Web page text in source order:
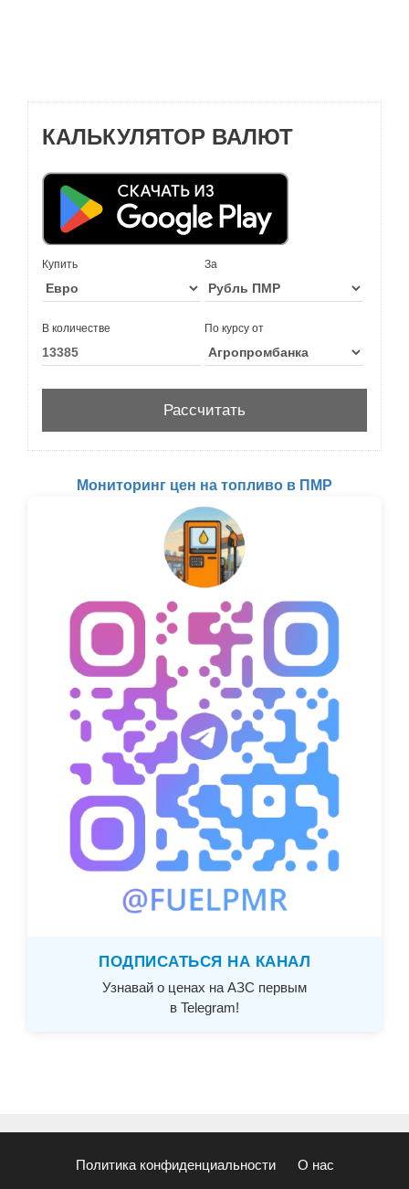
КАЛЬКУЛЯТОР ВАЛЮТ
Купить За
В количестве По курсу от
Мониторинг цен на топливо в ПМР
ПОДПИСАТЬСЯ НА КАНАЛ
Узнавай о ценах на АЗС первым
в Telegram!
Политика конфиденциальности О нас